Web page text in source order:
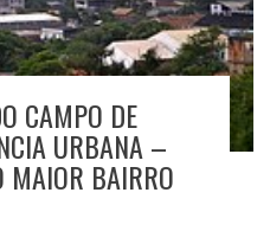
CAMPO DE
URBANA –
MAIOR BAIRRO